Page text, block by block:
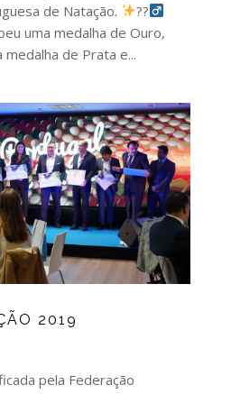
de Natação.
??‍
uma medalha de Ouro,
de Prata e...
2019
pela Federação